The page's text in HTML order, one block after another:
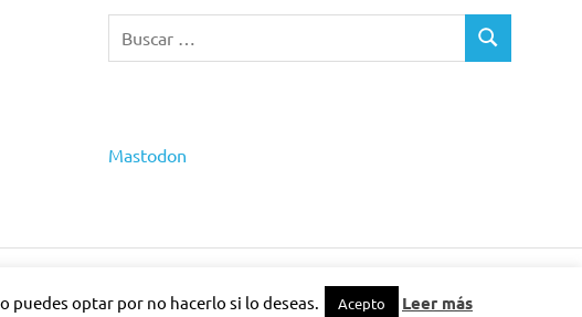
BUSCAR
Mastodon
puedes optar por no hacerlo si lo deseas. Acepto Leer más